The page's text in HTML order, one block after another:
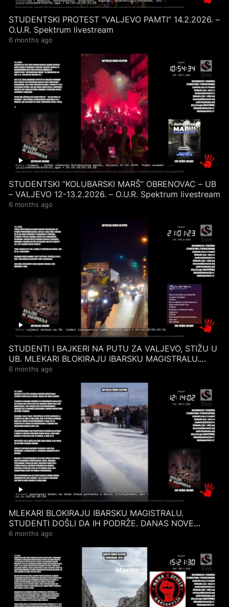
STUDENTSKI PROTEST “VALJEVO PAMTI” 14.2.2026. –
O.U.R. Spektrum livestream
6 months ago
STUDENTSKI “KOLUBARSKI MARŠ” OBRENOVAC – UB
– VALJEVO 12-13.2.2026. – O.U.R. Spektrum livestream
6 months ago
STUDENTI I BAJKERI NA PUTU ZA VALJEVO, STIŽU U
UB. MLEKARI BLOKIRAJU IBARSKU MAGISTRALU.
12.2.2026.
6 months ago
MLEKARI BLOKIRAJU IBARSKU MAGISTRALU.
STUDENTI DOŠLI DA IH PODRŽE. DANAS NOVE
BLOKADE. 12.2.2026.
6 months ago